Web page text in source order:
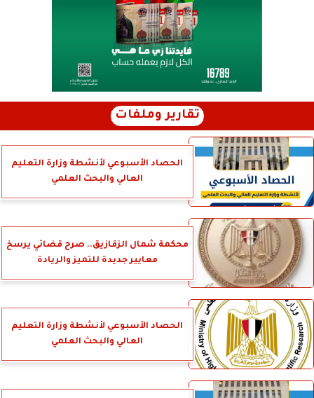
تقارير وملفات
الحصاد الأسبوعي لأنشطة وزارة التعليم
العالي والبحث العلمي
محكمة شمال الزقازيق.. صرح قضائي يرسخ
معايير جديدة للتميز والريادة
الحصاد الأسبوعي لأنشطة وزارة التعليم
العالي والبحث العلمي